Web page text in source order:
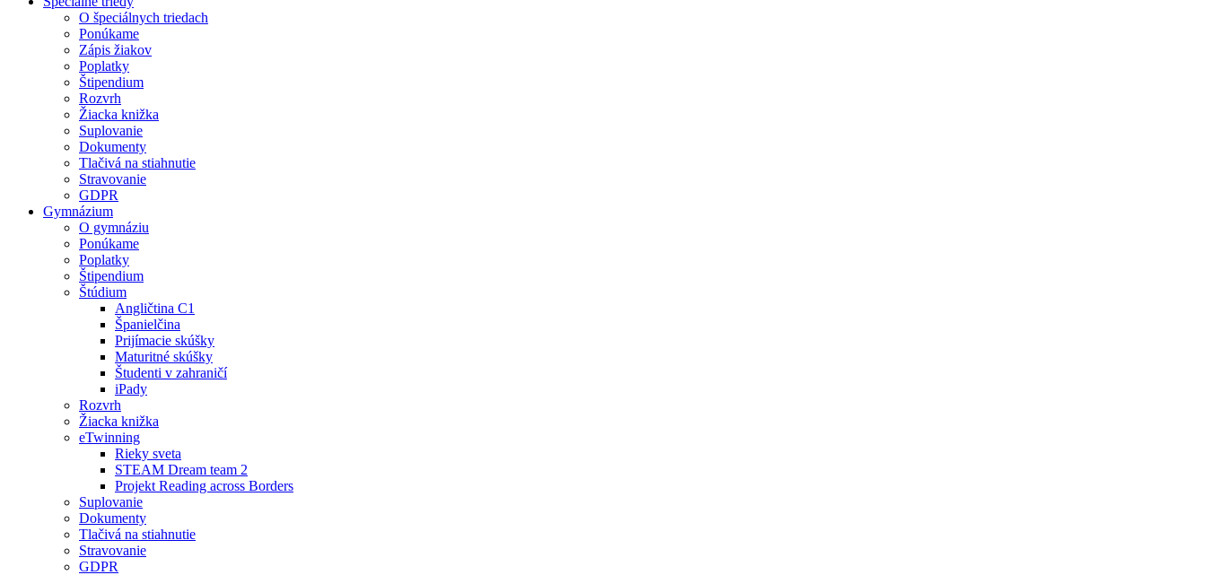
O špeciálnych triedach
Ponúkame
Zápis žiakov
Poplatky
Štipendium
Rozvrh
Žiacka knižka
Suplovanie
Dokumenty
Tlačivá na stiahnutie
Stravovanie
GDPR
Gymnázium
O gymnáziu
Ponúkame
Poplatky
Štipendium
Štúdium
Angličtina C1
Španielčina
Prijímacie skúšky
Maturitné skúšky
Študenti v zahraničí
iPady
Rozvrh
Žiacka knižka
eTwinning
Rieky sveta
STEAM Dream team 2
Projekt Reading across Borders
Suplovanie
Dokumenty
Tlačivá na stiahnutie
Stravovanie
GDPR